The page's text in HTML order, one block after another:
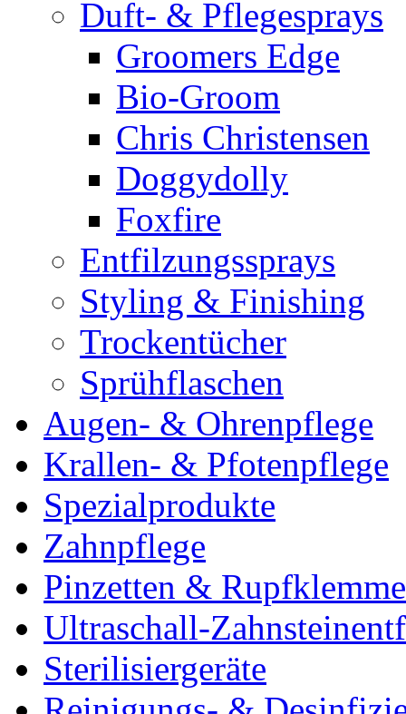
Duft- & Pflegesprays
Groomers Edge
Bio-Groom
Chris Christensen
Doggydolly
Foxfire
Entfilzungssprays
Styling & Finishing
Trockentücher
Sprühflaschen
Augen- & Ohrenpflege
Krallen- & Pfotenpflege
Spezialprodukte
Zahnpflege
Pinzetten &
Ultraschall-
Sterilisiergeräte